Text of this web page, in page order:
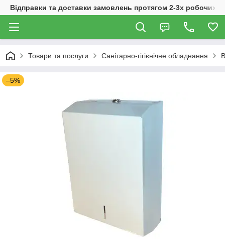
Відправки та доставки замовлень протягом 2-3х робочих
Товари та послуги Санітарно-гігієнічне обладнання
–5%